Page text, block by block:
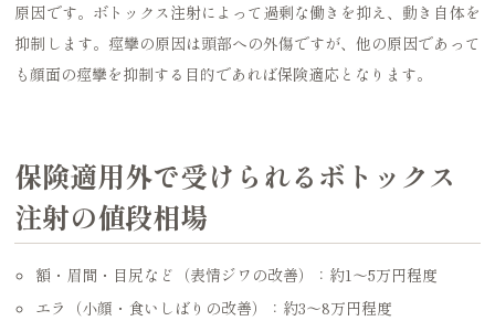
原因です。ボトックス注射によって過剰な働きを抑え、動き自体を
抑制します。痙攣の原因は頭部への外傷ですが、他の原因であって
も顔面の痙攣を抑制する目的であれば保険適応となります。
保険適用外で受けられるボトックス
注射の値段相場
額・眉間・目尻など（表情ジワの改善）：約1～5万円程度
エラ（小顔・食いしばりの改善）：約3～8万円程度